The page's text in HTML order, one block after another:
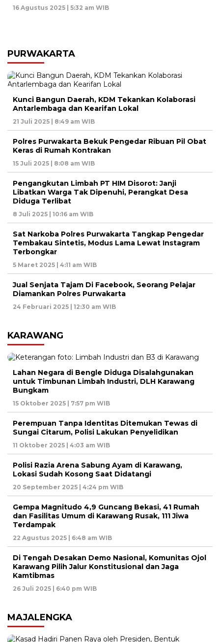
16 Agustus 2025 | 5:32 am WIB
PURWAKARTA
Kunci Bangun Daerah, KDM Tekankan Kolaborasi
Antarlembaga dan Kearifan Lokal
21 Juli 2025 | 8:49 am WIB
Polres Purwakarta Bekuk Pengedar Ribuan Pil Obat
Keras di Rumah Kontrakan
15 Juli 2025 | 8:08 am WIB
Pengangkutan Limbah PT HIM Disorot: Janji
Libatkan Warga Tak Dipenuhi, Perangkat Desa
Diduga Terlibat
8 Juli 2025 | 10:16 am WIB
Sat Narkoba Polres Purwakarta Tangkap Pengedar
Tembakau Sintetis, Modus Lama Lewat Instagram
Terbongkar
5 Maret 2025 | 4:11 am WIB
Jual Senjata Tajam Di Facebook, Seorang Pelajar
Diamankan Polres Purwakarta
24 Februari 2025 | 12:30 am WIB
KARAWANG
Lahan Negara di Bengle Diduga Disalahgunakan
untuk Timbunan Limbah Industri, DLH Karawang
Bungkam
15 Oktober 2025 | 7:57 pm WIB
Perempuan Tanpa Identitas Ditemukan Tewas di
Sungai Citarum, Polisi Lakukan Penyelidikan
11 Oktober 2025 | 4:03 am WIB
Polisi Razia Arena Sabung Ayam di Karawang,
Lokasi Sudah Kosong Saat Didatangi
20 September 2025 | 4:24 pm WIB
Gempa Magnitudo 4,9 Guncang Bekasi, 41 Rumah
dan Fasilitas Umum di Karawang Rusak, 111 Jiwa
Terdampak
22 Agustus 2025 | 6:48 am WIB
Di Tengah Desakan Demo Nasional, Komunitas Ojol
Karawang Pilih Jalur Konstitusional dan Jaga
Kamtibmas
26 Juli 2025 | 6:40 pm WIB
MAJALENGKA